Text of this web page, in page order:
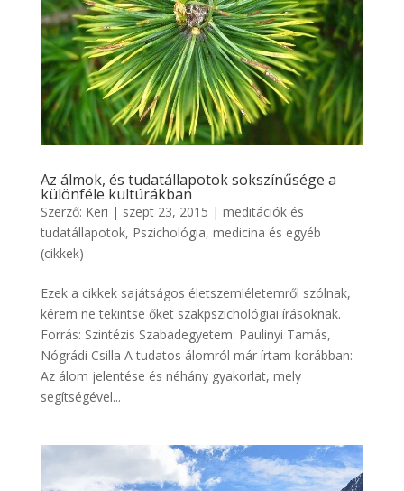
Az álmok, és tudatállapotok sokszínűsége a
különféle kultúrákban
Szerző: Keri | szept 23, 2015 | meditációk és
tudatállapotok, Pszichológia, medicina és egyéb
(cikkek)
Ezek a cikkek sajátságos életszemléletemről szólnak,
kérem ne tekintse őket szakpszichológiai írásoknak.
Forrás: Szintézis Szabadegyetem: Paulinyi Tamás,
Nógrádi Csilla A tudatos álomról már írtam korábban:
Az álom jelentése és néhány gyakorlat, mely
segítségével...